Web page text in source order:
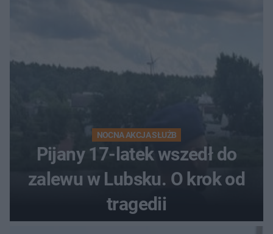
NOCNA AKCJA SŁUŻB
Pijany 17-latek wszedł do
zalewu w Lubsku. O krok od
tragedii